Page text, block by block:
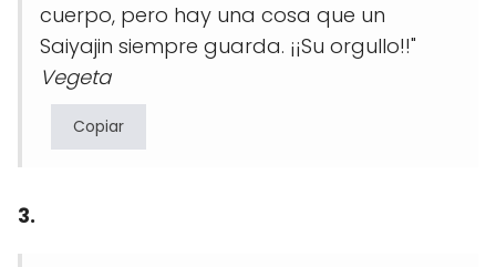
cuerpo, pero hay una cosa que un
Saiyajin siempre guarda. ¡¡Su orgullo!!"
Vegeta
Copiar
3.